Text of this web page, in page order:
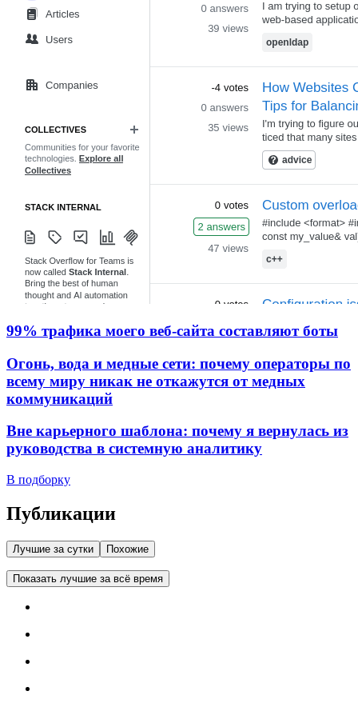
99% трафика моего веб‑сайта составляют боты
Огонь, вода и медные сети: почему операторы по
всему миру никак не откажутся от медных
коммуникаций
Вне карьерного шаблона: почему я вернулась из
руководства в системную аналитику
В подборку
Публикации
Лучшие за сутки Похожие
Показать лучшие за всё время